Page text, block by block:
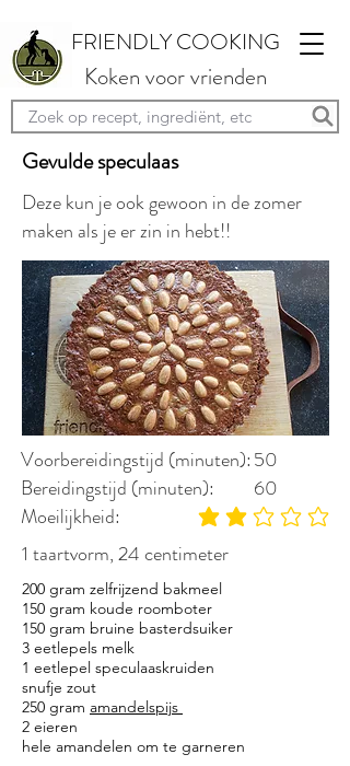
FRIENDLY COOKING
Koken voor vrienden
Gevulde speculaas
Deze kun je ook gewoon in de zomer
maken als je er zin in hebt!!
200 gram zelfrijzend bakmeel
150 gram koude roomboter
150 gram bruine basterdsuiker
3 eetlepels melk
1 eetlepel speculaaskruiden
snufje zout
250 gram amandelspijs
2 eieren
hele amandelen om te garneren
1 taartvorm, 24 centimeter
gemiddelde waardering
50
60
Voorbereidingstijd (minuten):
Bereidingstijd (minuten):
Moeilijkheid: